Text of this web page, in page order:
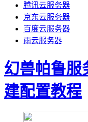
腾讯云服务器
京东云服务器
百度云服务器
雨云服务器
幻兽帕鲁服
建配置教程